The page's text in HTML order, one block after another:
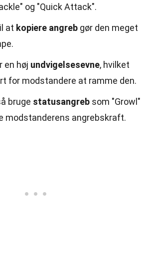
og "Quick Attack".
at kopiere angreb gør den meget
en høj undvigelsesevne, hvilket
for modstandere at ramme den.
bruge statusangreb som "Growl"
modstanderens angrebskraft.